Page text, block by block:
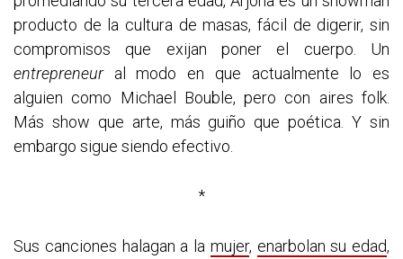
producto de la cultura de masas, fácil de digerir, sin
compromisos que exijan poner el cuerpo. Un
entrepreneural modo en que actualmente lo es
alguien como Michael Bouble, pero con aires folk.
Más show que arte, más guiño que poética. Y sin
embargo sigue siendo efectivo.
*
Sus canciones halagan a la mujer, enarbolan su edad,